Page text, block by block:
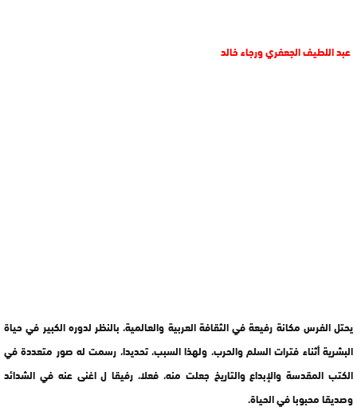
عبد اللطيف الجعفري ورجاء خالد
يحتل الفرس مكانة رفيعة في الثقافة العربية والعالمية، بالنظر لدوره الكبير في حياة
البشرية أثناء فترات السلم والحرب، ولهذا السبب، تحديدا، رسمت له صور متعددة في
الكتب المقدسة والإبداع والتاريخ جعلت منه، فعلا، رفيقا ل اغنى عنه في الشدائد
وصديقا محبوبا في الحياة.